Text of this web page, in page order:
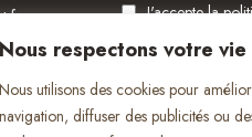
Nous respectons votre vie
Nous utilisons des cookies pour
navigation, diffuser des publicités ou
J'acceptela